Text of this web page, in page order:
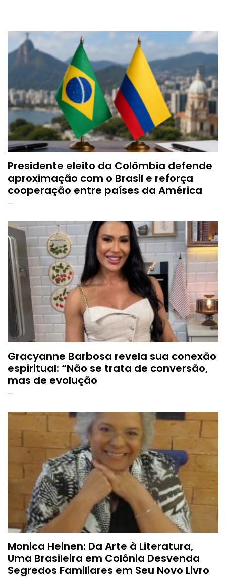
Presidente eleito da Colômbia defende
aproximação com o Brasil e reforça
cooperação entre países da América
Gracyanne Barbosa revela sua conexão
espiritual: “Não se trata de conversão,
mas de evolução
Monica Heinen: Da Arte à Literatura,
Uma Brasileira em Colônia Desvenda
Segredos Familiares em Seu Novo Livro